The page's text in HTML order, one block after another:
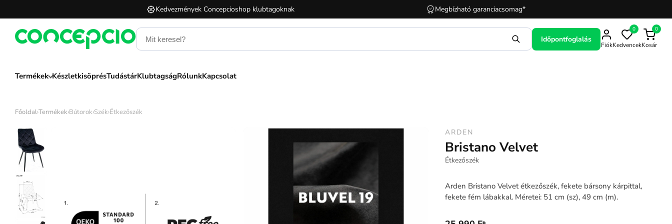
Kedvezmények Concepcioshop klubtagoknak Megbízható garanciacsomag*
Időpontfoglalás
Fiók
0
Kedvencek
0
Kosár
Termékek KészletkisöprésTudástárKlubtagságRólunkKapcsolat
Főoldal›Termékek›Bútorok›Szék›Étkezőszék
ARDEN
Bristano Velvet
Étkezőszék
Arden Bristano Velvet étkezőszék, fekete bársony kárpittal,
fekete fém lábakkal. Méretei: 51 cm (sz), 49 cm (m).